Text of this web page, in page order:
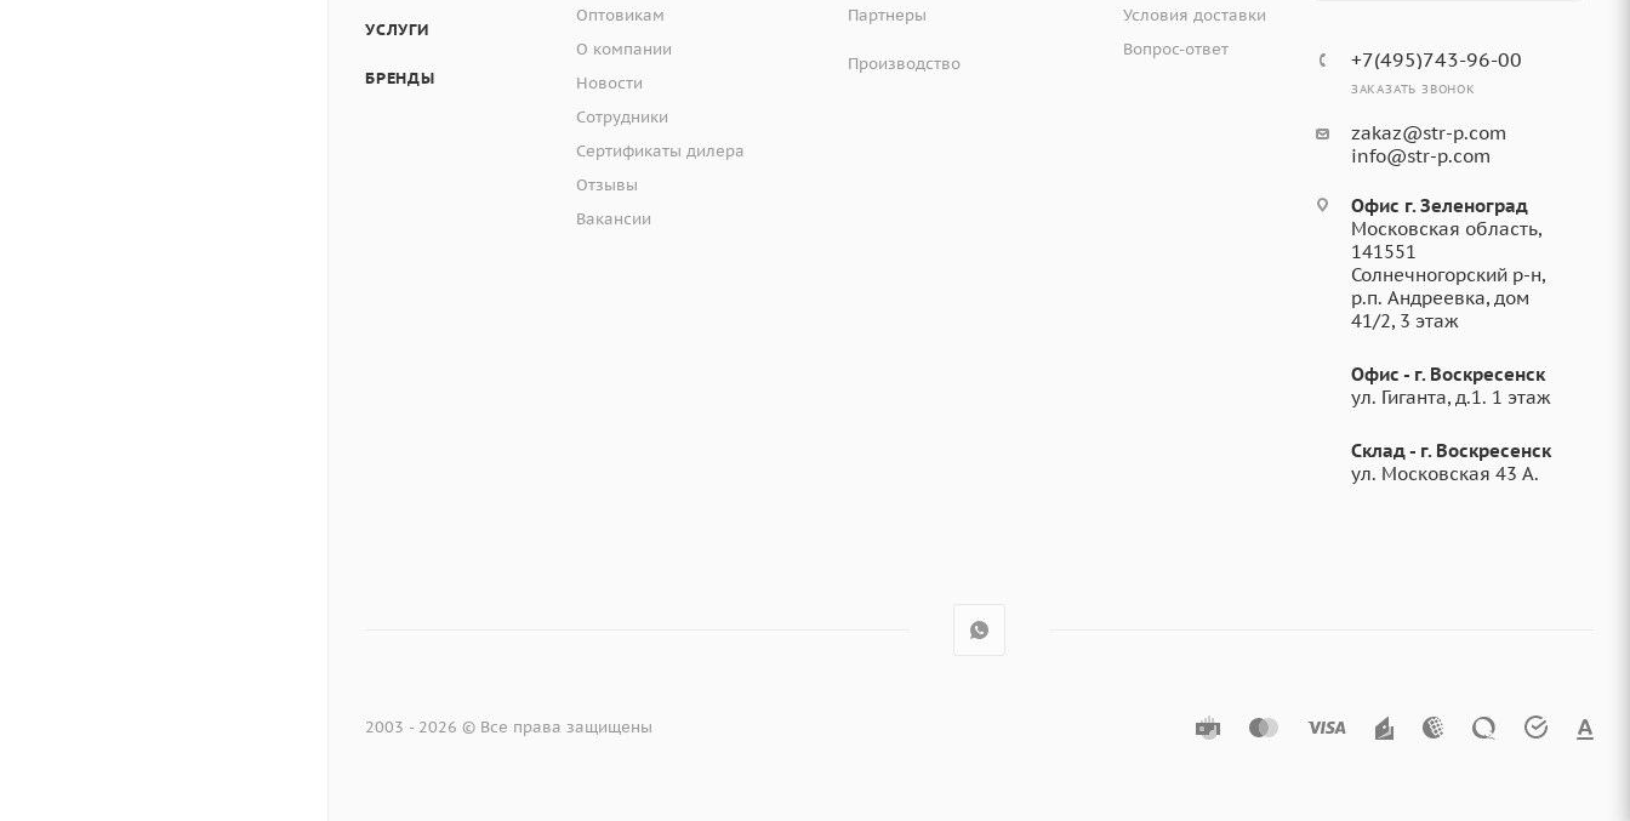
УСЛУГИ
БРЕНДЫ
Оптовикам
О компании
Новости
Сотрудники
Сертификаты дилера
Отзывы
Вакансии
Партнеры
Производство
Условия доставки
Вопрос-ответ
+7(495)743-96-00
ЗАКАЗАТЬ ЗВОНОК
zakaz@str-p.com
info@str-p.com
Офис г. Зеленоград
Московская область,
141551
Солнечногорский р-н,
р.п. Андреевка, дом
41/2, 3 этаж
Офис - г. Воскресенск
ул. Гиганта, д.1. 1 этаж
Склад - г. Воскресенск
ул. Московская 43 А.
2003 - 2026 © Все права защищены